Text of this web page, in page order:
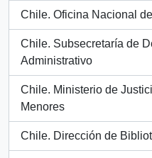
Chile. Oficina Nacional
, 1 resultados
Chile. Subsecretaría de
Administrativo
, 1 resultados
Chile. Ministerio de
Menores
, 1 resultados
Chile. Dirección de
, 1 resultados